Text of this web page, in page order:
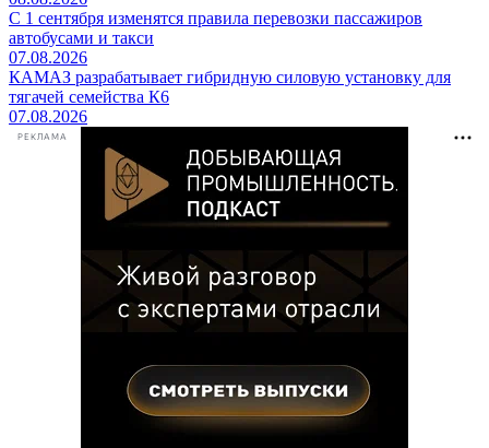
С 1 сентября изменятся правила перевозки пассажиров
автобусами и такси
07.08.2026
КАМАЗ разрабатывает гибридную силовую установку для
тягачей семейства К6
07.08.2026
РЕКЛАМА